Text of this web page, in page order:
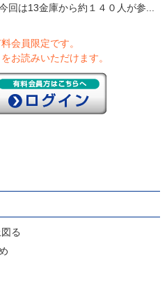
は13金庫から約１４０人が参...
会員限定です。
お読みいただけます。
る